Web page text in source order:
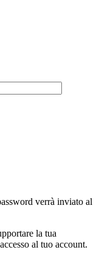
verrà inviato al
la tua
al tuo account.